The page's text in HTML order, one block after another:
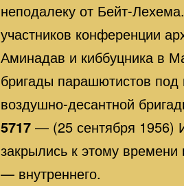
неподалеку от Бейт-
участников конференции
Аминадав и киббуцника в
бригады парашютистов
воздушно-десантной
5717 — (25 сентября 1956)
закрылись к этому
— внутреннего.